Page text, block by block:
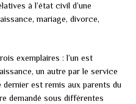
à l’état civil d’une
mariage, divorce,
exemplaires : l’un est
un autre par le service
est remis aux parents du
demandé sous différentes